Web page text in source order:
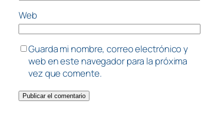
Web
Guarda mi nombre, correo electrónico y
web en este navegador para la próxima
vez que comente.